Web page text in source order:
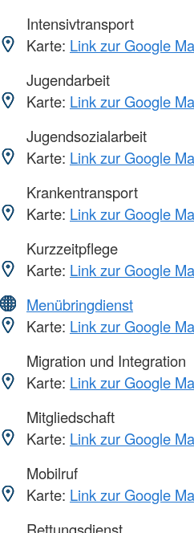
Intensivtransport
Karte: Link zur Google
Jugendarbeit
Karte: Link zur Google
Jugendsozialarbeit
Karte: Link zur Google
Krankentransport
Karte: Link zur Google
Kurzzeitpflege
Karte: Link zur Google
Menübringdienst
Karte: Link zur Google
Migration und Integration
Karte: Link zur Google
Mitgliedschaft
Karte: Link zur Google
Mobilruf
Karte: Link zur Google
Rettungsdienst